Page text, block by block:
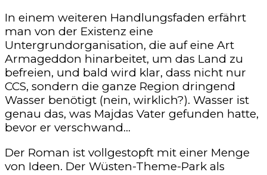
In einem weiteren Handlungsfaden erfährt
man von der Existenz eine
Untergrundorganisation, die auf eine Art
Armageddon hinarbeitet, um das Land zu
befreien, und bald wird klar, dass nicht nur
CCS, sondern die ganze Region dringend
Wasser benötigt (nein, wirklich?). Wasser ist
genau das, was Majdas Vater gefunden hatte,
bevor er verschwand…
Der Roman ist vollgestopft mit einer Menge
von Ideen. Der Wüsten-Theme-Park als